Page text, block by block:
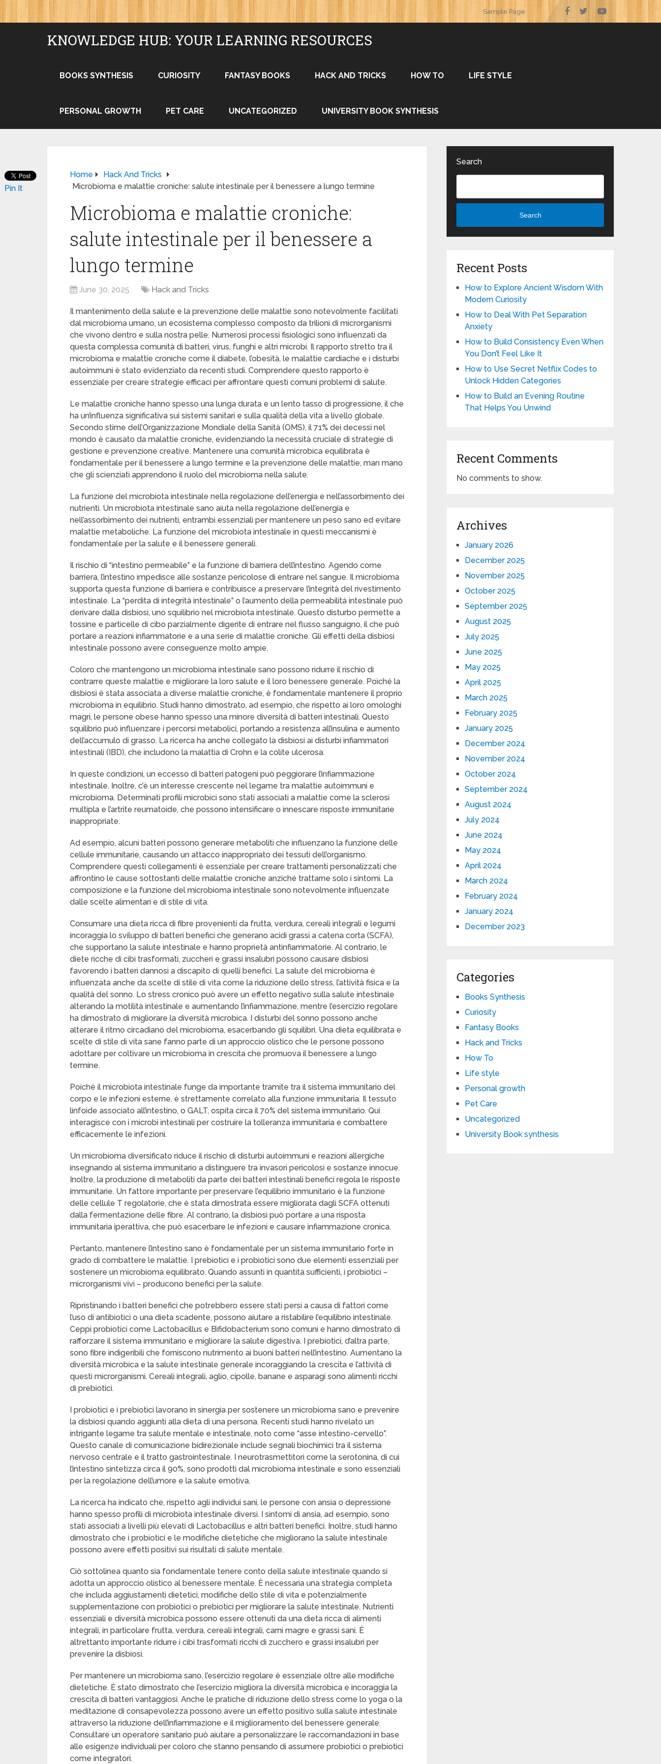
Sample Page
KNOWLEDGE HUB: YOUR LEARNING RESOURCES
BOOKS SYNTHESIS CURIOSITY FANTASY BOOKS HACK AND TRICKS HOW TO LIFE STYLE
PERSONAL GROWTH PET CARE UNCATEGORIZED UNIVERSITY BOOK SYNTHESIS
Home
Hack And Tricks
Microbioma e malattie croniche: salute intestinale per il benessere a lungo termine
Microbioma e malattie croniche:
salute intestinale per il benessere a
lungo termine
June 30, 2025 Hack and Tricks
Il mantenimento della salute e la prevenzione delle malattie sono notevolmente facilitati
dal microbioma umano, un ecosistema complesso composto da trilioni di microrganismi
che vivono dentro e sulla nostra pelle. Numerosi processi fisiologici sono influenzati da
questa complessa comunità di batteri, virus, funghi e altri microbi. Il rapporto stretto tra il
microbioma e malattie croniche come il diabete, l’obesità, le malattie cardiache e i disturbi
autoimmuni è stato evidenziato da recenti studi. Comprendere questo rapporto è
essenziale per creare strategie efficaci per affrontare questi comuni problemi di salute.
Le malattie croniche hanno spesso una lunga durata e un lento tasso di progressione, il che
ha un’influenza significativa sui sistemi sanitari e sulla qualità della vita a livello globale.
Secondo stime dell’Organizzazione Mondiale della Sanità (OMS), il 71% dei decessi nel
mondo è causato da malattie croniche, evidenziando la necessità cruciale di strategie di
gestione e prevenzione creative. Mantenere una comunità microbica equilibrata è
fondamentale per il benessere a lungo termine e la prevenzione delle malattie, man mano
che gli scienziati apprendono il ruolo del microbioma nella salute.
La funzione del microbiota intestinale nella regolazione dell’energia e nell’assorbimento dei
nutrienti. Un microbiota intestinale sano aiuta nella regolazione dell’energia e
nell’assorbimento dei nutrienti, entrambi essenziali per mantenere un peso sano ed evitare
malattie metaboliche. La funzione del microbiota intestinale in questi meccanismi è
fondamentale per la salute e il benessere generali.
Il rischio di “intestino permeabile” e la funzione di barriera dell’intestino. Agendo come
barriera, l’intestino impedisce alle sostanze pericolose di entrare nel sangue. Il microbioma
supporta questa funzione di barriera e contribuisce a preservare l’integrità del rivestimento
intestinale. La “perdita di integrità intestinale” o l’aumento della permeabilità intestinale può
derivare dalla disbiosi, uno squilibrio nel microbiota intestinale. Questo disturbo permette a
tossine e particelle di cibo parzialmente digerite di entrare nel flusso sanguigno, il che può
portare a reazioni infiammatorie e a una serie di malattie croniche. Gli effetti della disbiosi
intestinale possono avere conseguenze molto ampie.
Coloro che mantengono un microbioma intestinale sano possono ridurre il rischio di
contrarre queste malattie e migliorare la loro salute e il loro benessere generale. Poiché la
disbiosi è stata associata a diverse malattie croniche, è fondamentale mantenere il proprio
microbioma in equilibrio. Studi hanno dimostrato, ad esempio, che rispetto ai loro omologhi
magri, le persone obese hanno spesso una minore diversità di batteri intestinali. Questo
squilibrio può influenzare i percorsi metabolici, portando a resistenza all’insulina e aumento
dell’accumulo di grasso. La ricerca ha anche collegato la disbiosi ai disturbi infiammatori
intestinali (IBD), che includono la malattia di Crohn e la colite ulcerosa.
In queste condizioni, un eccesso di batteri patogeni può peggiorare l’infiammazione
intestinale. Inoltre, c’è un interesse crescente nel legame tra malattie autoimmuni e
microbioma. Determinati profili microbici sono stati associati a malattie come la sclerosi
multipla e l’artrite reumatoide, che possono intensificare o innescare risposte immunitarie
inappropriate.
Ad esempio, alcuni batteri possono generare metaboliti che influenzano la funzione delle
cellule immunitarie, causando un attacco inappropriato dei tessuti dell’organismo.
Comprendere questi collegamenti è essenziale per creare trattamenti personalizzati che
affrontino le cause sottostanti delle malattie croniche anziché trattarne solo i sintomi. La
composizione e la funzione del microbioma intestinale sono notevolmente influenzate
dalle scelte alimentari e di stile di vita.
Consumare una dieta ricca di fibre provenienti da frutta, verdura, cereali integrali e legumi
incoraggia lo sviluppo di batteri benefici che generano acidi grassi a catena corta (SCFA),
che supportano la salute intestinale e hanno proprietà antinfiammatorie. Al contrario, le
diete ricche di cibi trasformati, zuccheri e grassi insalubri possono causare disbiosi
favorendo i batteri dannosi a discapito di quelli benefici. La salute del microbioma è
influenzata anche da scelte di stile di vita come la riduzione dello stress, l’attività fisica e la
qualità del sonno. Lo stress cronico può avere un effetto negativo sulla salute intestinale
alterando la motilità intestinale e aumentando l’infiammazione, mentre l’esercizio regolare
ha dimostrato di migliorare la diversità microbica. I disturbi del sonno possono anche
alterare il ritmo circadiano del microbioma, esacerbando gli squilibri. Una dieta equilibrata e
scelte di stile di vita sane fanno parte di un approccio olistico che le persone possono
adottare per coltivare un microbioma in crescita che promuova il benessere a lungo
termine.
Poiché il microbiota intestinale funge da importante tramite tra il sistema immunitario del
corpo e le infezioni esterne, è strettamente correlato alla funzione immunitaria. Il tessuto
linfoide associato all’intestino, o GALT, ospita circa il 70% del sistema immunitario. Qui
interagisce con i microbi intestinali per costruire la tolleranza immunitaria e combattere
efficacemente le infezioni.
Un microbioma diversificato riduce il rischio di disturbi autoimmuni e reazioni allergiche
insegnando al sistema immunitario a distinguere tra invasori pericolosi e sostanze innocue.
Inoltre, la produzione di metaboliti da parte dei batteri intestinali benefici regola le risposte
immunitarie. Un fattore importante per preservare l’equilibrio immunitario è la funzione
delle cellule T regolatorie, che è stata dimostrata essere migliorata dagli SCFA ottenuti
dalla fermentazione delle fibre. Al contrario, la disbiosi può portare a una risposta
immunitaria iperattiva, che può esacerbare le infezioni e causare infiammazione cronica.
Pertanto, mantenere l’intestino sano è fondamentale per un sistema immunitario forte in
grado di combattere le malattie. I prebiotici e i probiotici sono due elementi essenziali per
sostenere un microbioma equilibrato. Quando assunti in quantità sufficienti, i probiotici –
microrganismi vivi – producono benefici per la salute.
Ripristinando i batteri benefici che potrebbero essere stati persi a causa di fattori come
l’uso di antibiotici o una dieta scadente, possono aiutare a ristabilire l’equilibrio intestinale.
Ceppi probiotici come Lactobacillus e Bifidobacterium sono comuni e hanno dimostrato di
rafforzare il sistema immunitario e migliorare la salute digestiva. I prebiotici, d’altra parte,
sono fibre indigeribili che forniscono nutrimento ai buoni batteri nell’intestino. Aumentano la
diversità microbica e la salute intestinale generale incoraggiando la crescita e l’attività di
questi microrganismi. Cereali integrali, aglio, cipolle, banane e asparagi sono alimenti ricchi
di prebiotici.
I probiotici e i prebiotici lavorano in sinergia per sostenere un microbioma sano e prevenire
la disbiosi quando aggiunti alla dieta di una persona. Recenti studi hanno rivelato un
intrigante legame tra salute mentale e intestinale, noto come “asse intestino-cervello”.
Questo canale di comunicazione bidirezionale include segnali biochimici tra il sistema
nervoso centrale e il tratto gastrointestinale. I neurotrasmettitori come la serotonina, di cui
l’intestino sintetizza circa il 90%, sono prodotti dal microbioma intestinale e sono essenziali
per la regolazione dell’umore e la salute emotiva.
La ricerca ha indicato che, rispetto agli individui sani, le persone con ansia o depressione
hanno spesso profili di microbiota intestinale diversi. I sintomi di ansia, ad esempio, sono
stati associati a livelli più elevati di Lactobacillus e altri batteri benefici. Inoltre, studi hanno
dimostrato che i probiotici e le modifiche dietetiche che migliorano la salute intestinale
possono avere effetti positivi sui risultati di salute mentale.
Ciò sottolinea quanto sia fondamentale tenere conto della salute intestinale quando si
adotta un approccio olistico al benessere mentale. È necessaria una strategia completa
che includa aggiustamenti dietetici, modifiche dello stile di vita e potenzialmente
supplementazione con probiotici o prebiotici per migliorare la salute intestinale. Nutrienti
essenziali e diversità microbica possono essere ottenuti da una dieta ricca di alimenti
integrali, in particolare frutta, verdura, cereali integrali, carni magre e grassi sani. È
altrettanto importante ridurre i cibi trasformati ricchi di zucchero e grassi insalubri per
prevenire la disbiosi.
Per mantenere un microbioma sano, l’esercizio regolare è essenziale oltre alle modifiche
dietetiche. È stato dimostrato che l’esercizio migliora la diversità microbica e incoraggia la
crescita di batteri vantaggiosi. Anche le pratiche di riduzione dello stress come lo yoga o la
meditazione di consapevolezza possono avere un effetto positivo sulla salute intestinale
attraverso la riduzione dell’infiammazione e il miglioramento del benessere generale.
Consultare un operatore sanitario può aiutare a personalizzare le raccomandazioni in base
alle esigenze individuali per coloro che stanno pensando di assumere probiotici o prebiotici
come integratori.
Pin It
Search
Search
Recent Posts
How to Explore Ancient Wisdom With
Modern Curiosity
How to Deal With Pet Separation
Anxiety
How to Build Consistency Even When
You Don’t Feel Like It
How to Use Secret Netflix Codes to
Unlock Hidden Categories
How to Build an Evening Routine
That Helps You Unwind
Recent Comments
No comments to show.
Archives
January 2026
December 2025
November 2025
October 2025
September 2025
August 2025
July 2025
June 2025
May 2025
April 2025
March 2025
February 2025
January 2025
December 2024
November 2024
October 2024
September 2024
August 2024
July 2024
June 2024
May 2024
April 2024
March 2024
February 2024
January 2024
December 2023
Categories
Books Synthesis
Curiosity
Fantasy Books
Hack and Tricks
How To
Life style
Personal growth
Pet Care
Uncategorized
University Book synthesis